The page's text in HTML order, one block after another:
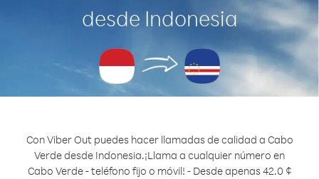
desde Indonesia
Con Viber Out puedes hacer llamadas de calidad a Cabo
Verde desde Indonesia.¡Llama a cualquier número en
Cabo Verde - teléfono fijo o móvil! - Desde apenas 42.0 ¢